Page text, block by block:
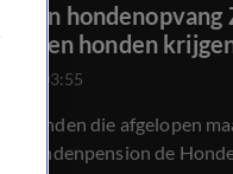
in
honden
03:55
honden die afgelopen
hondenpension de